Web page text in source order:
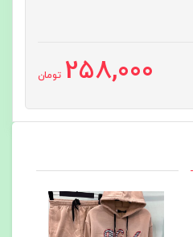
258,000 تومان